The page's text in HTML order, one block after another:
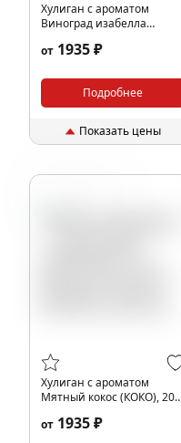
Хулиган с ароматом
Виноград изабелла
от 1935 ₽
Подробнее
Показать цены
Хулиган с ароматом
Мятный кокос (КОКО), 200
от 1935 ₽